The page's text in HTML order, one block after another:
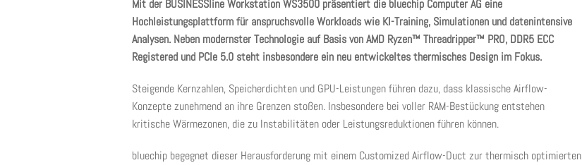
Mit der BUSINESSline Workstation WS3500 präsentiert die bluechip Computer AG eine
Hochleistungsplattform für anspruchsvolle Workloads wie KI-Training, Simulationen und datenintensive
Analysen. Neben modernster Technologie auf Basis von AMD Ryzen™ Threadripper™ PRO, DDR5 ECC
Registered und PCIe 5.0 steht insbesondere ein neu entwickeltes thermisches Design im Fokus.
Steigende Kernzahlen, Speicherdichten und GPU-Leistungen führen dazu, dass klassische Airflow-
Konzepte zunehmend an ihre Grenzen stoßen. Insbesondere bei voller RAM-Bestückung entstehen
kritische Wärmezonen, die zu Instabilitäten oder Leistungsreduktionen führen können.
bluechip begegnet dieser Herausforderung mit einem Customized Airflow-Duct zur thermisch optimierten